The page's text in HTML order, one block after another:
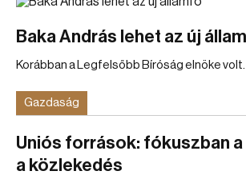
Baka András lehet az új
Korábban a Legfelsőbb Bíróság elnöke volt.
Gazdaság
Uniós források: fókuszban a
a közlekedés